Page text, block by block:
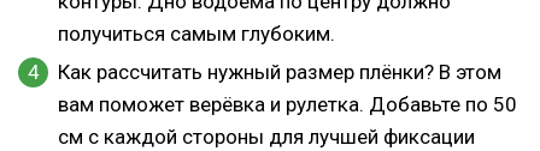
получиться самым глубоким.
Как рассчитать нужный размер плёнки? В этом
вам поможет верёвка и рулетка. Добавьте по 50
см с каждой стороны для лучшей фиксации